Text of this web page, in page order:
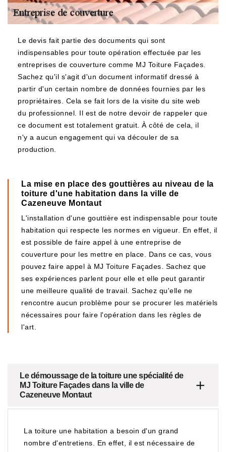
Le devis fait partie des documents qui sont
indispensables pour toute opération effectuée par les
entreprises de couverture comme MJ Toiture Façades.
Sachez qu'il s'agit d'un document informatif dressé à
partir d'un certain nombre de données fournies par les
propriétaires. Cela se fait lors de la visite du site web
du professionnel. Il est de notre devoir de rappeler que
ce document est totalement gratuit. À côté de cela, il
n'y a aucun engagement qui va découler de sa
production.
La mise en place des gouttières au niveau de la
toiture d'une habitation dans la ville de
Cazeneuve Montaut
L'installation d'une gouttière est indispensable pour toute
habitation qui respecte les normes en vigueur. En effet, il
est possible de faire appel à une entreprise de
couverture pour les mettre en place. Dans ce cas, vous
pouvez faire appel à MJ Toiture Façades. Sachez que
ses expériences parlent pour elle et elle peut garantir
une meilleure qualité de travail. Sachez qu'elle ne
rencontre aucun problème pour se procurer les matériels
nécessaires pour faire l'opération dans les règles de
l'art.
Le démoussage de la toiture une spécialité de
MJ Toiture Façades dans la ville de
Cazeneuve Montaut
La toiture une habitation a besoin d'un grand
nombre d'entretiens. En effet, il est nécessaire de